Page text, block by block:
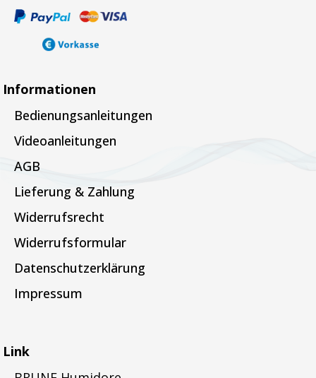
Informationen
Bedienungsanleitungen
Videoanleitungen
AGB
Lieferung & Zahlung
Widerrufsrecht
Widerrufsformular
Datenschutzerklärung
Impressum
Link